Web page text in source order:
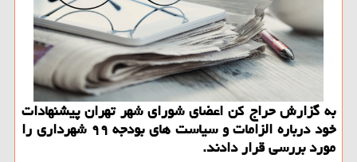
به گزارش حراج كن اعضای شورای شهر تهران پیشنهادات
خود درباره الزامات و سیاست های بودجه ۹۹ شهرداری را
مورد بررسی قرار دادند.